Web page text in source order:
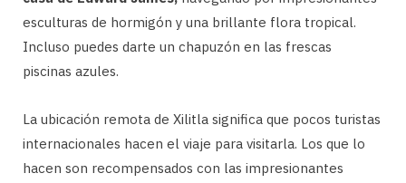
esculturas de hormigón y una brillante flora tropical.
Incluso puedes darte un chapuzón en las frescas
piscinas azules.
La ubicación remota de Xilitla significa que pocos turistas
internacionales hacen el viaje para visitarla. Los que lo
hacen son recompensados ​​con las impresionantes